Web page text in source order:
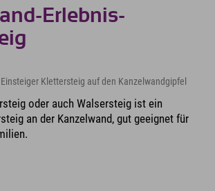
Erlebnis-
Klettersteig auf den Kanzelwandgipfel
oder auch Walsersteig ist ein
an der Kanzelwand, gut geeignet für